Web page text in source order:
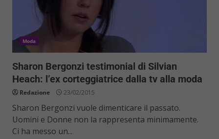
Moda
Sharon Bergonzi testimonial di Silvian
Heach: l’ex corteggiatrice dalla tv alla moda
Redazione 23/02/2015
Sharon Bergonzi vuole dimenticare il passato.
Uomini e Donne non la rappresenta minimamente.
Ci ha messo un...